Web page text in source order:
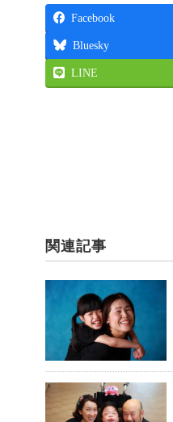
Facebook
Bluesky
LINE
関連記事